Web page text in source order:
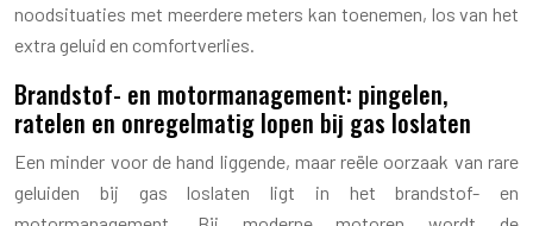
noodsituaties met meerdere meters kan toenemen, los van het
extra geluid en comfortverlies.
Brandstof- en motormanagement: pingelen,
ratelen en onregelmatig lopen bij gas loslaten
Een minder voor de hand liggende, maar reële oorzaak van rare
geluiden bij gas loslaten ligt in het brandstof- en